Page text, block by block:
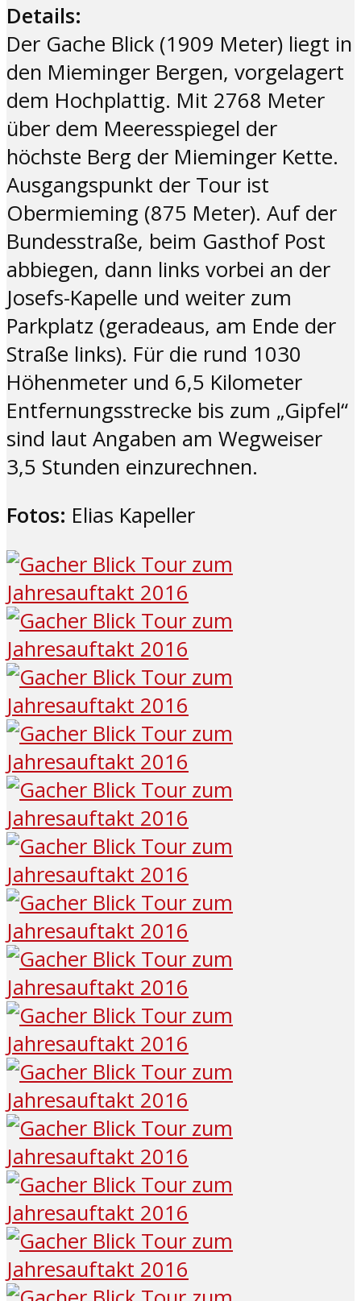
Details:
Der Gache Blick (1909 Meter) liegt in
den Mieminger Bergen, vorgelagert
dem Hochplattig. Mit 2768 Meter
über dem Meeresspiegel der
höchste Berg der Mieminger Kette.
Ausgangspunkt der Tour ist
Obermieming (875 Meter). Auf der
Bundesstraße, beim Gasthof Post
abbiegen, dann links vorbei an der
Josefs-Kapelle und weiter zum
Parkplatz (geradeaus, am Ende der
Straße links). Für die rund 1030
Höhenmeter und 6,5 Kilometer
Entfernungsstrecke bis zum „Gipfel“
sind laut Angaben am Wegweiser
3,5 Stunden einzurechnen.
Fotos: Elias Kapeller